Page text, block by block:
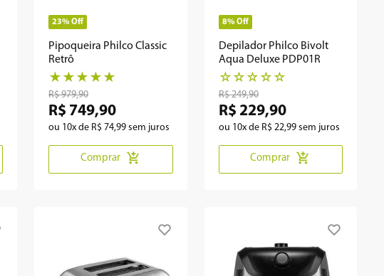
23%Off
Pipoqueira Philco Classic
Retrô
★ ★ ★ ★ ★
R$ 979,90
R$ 749,90
ou 10x de R$ 74,99 sem juros
Comprar
8% Off
Depilador Philco Bivolt
Aqua Deluxe PDP01R
☆ ☆ ☆ ☆ ☆
R$ 249,90
R$ 229,90
ou 10x de R$ 22,99sem juros
Comprar